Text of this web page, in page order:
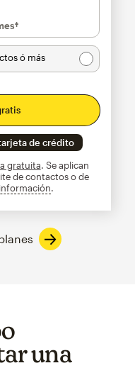
al mes†
ó más
de crédito
gratuita. Se aplican
de contactos o de
info
una